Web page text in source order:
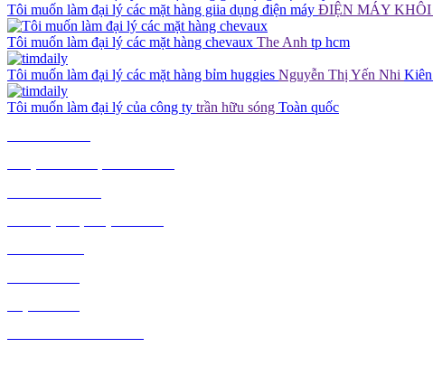
Tôi muốn làm đại lý các mặt hàng giia dụng điện máy ĐIỆN MÁY
Tôi muốn làm đại lý các mặt hàng chevaux The Anh tp hcm
Tôi muốn làm đại lý các mặt hàng bỉm huggies Nguyễn Thị Yến Nhi
Tôi muốn làm đại lý của công ty trần hữu sóng Toàn quốc